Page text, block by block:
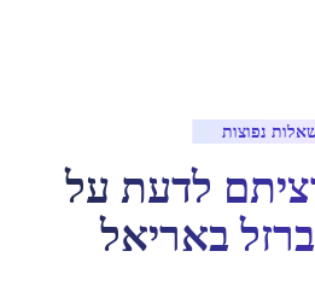
נפוצות
לדעת על
באריאל